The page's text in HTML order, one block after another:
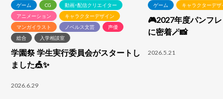
ゲーム CG
動画・配信クリエイター
アニメーション
キャラクターデザイン
マンガイラスト
ノベルス文芸
声優
総合
入学相談室
学園祭 学生実行委員会がスタートし
ました🎪✨
2026.6.29
ゲーム キャラクターデ
🎮2027年度パンフ
に密着🪄📸
2026.5.21